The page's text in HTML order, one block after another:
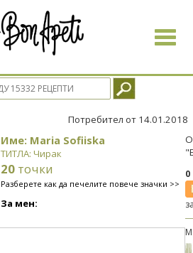
Toggle
Потребител от 14.01.2018
Име: Maria Sofiiska
ТИТЛА: Чирак
20 точки
Разберете как да печелите повече значки >>
За мен: